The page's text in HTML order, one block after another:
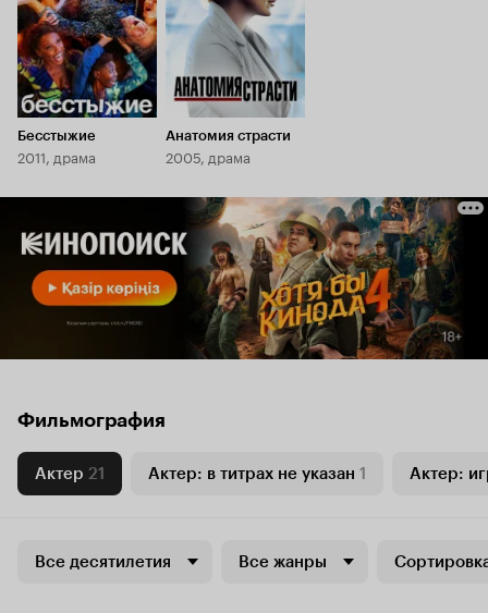
Бесстыжие
2011, драма
Анатомия страсти
2005, драма
Фильмография
Актер 21 Актер: в титрах не указан 1 Актер:
Все десятилетия Все жанры